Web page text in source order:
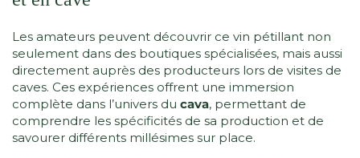
Les amateurs peuvent découvrir ce vin pétillant non
seulement dans des boutiques spécialisées, mais aussi
directement auprès des producteurs lors de visites de
caves. Ces expériences offrent une immersion
complète dans l’univers du cava, permettant de
comprendre les spécificités de sa production et de
savourer différents millésimes sur place.